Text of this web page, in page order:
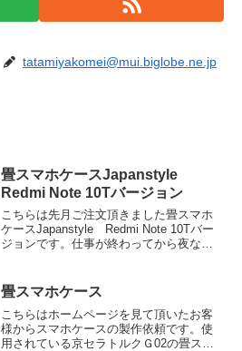
tatamiyakomei@mui.biglobe.ne.jp
畳スマホケースJapanstyle
Redmi Note 10Tバージョン
こちらは先月ご注文頂きました畳スマホ
ケースJapanstyle Redmi Note 10Tバー
ジョンです。仕事が終わってから夜な夜
葉区Ｈ様、この度はご注文頂き有難う
御...
畳スマホケース
こちらはホームページを見て頂いたお客
様からスマホケースの製作依頼です。使
用されている京セラトルクＧ02の畳スマ